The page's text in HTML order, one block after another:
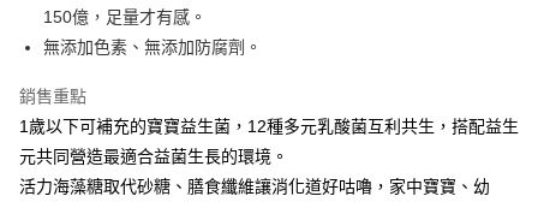
用戶於交易時，得透過本服務購買商品或服務，並由商店將買賣／分期付款
2.基於同意付款使用「大哥付你分期」之契約關係目的，商店將以您的個人
由本公司與您本人進行分期帳單所需資料之確認、核對及更正。
3.完整用戶服務條款，請詳閱以下連結：https://oppay.tw/userRule
購買商品的店家。未經商家同意取消之訂單仍視為有效，需透過AFTEE先享
後付繳納相關費用。
是否繳費成功／繳費後需取消欲退款等相關疑問，請聯繫「AFTEE先享後付
客戶支援中心」
【注意事項】
易，需依本服務之必要範圍內提供個人資料，並將交易相關給付款項請求債
每筆NT$85，滿NT$1,300(含以上)免運費
150億，足量才有感。
無添加色素、無添加防腐劑。
銷售重點
1歲以下可補充的寶寶益生菌，12種多元乳酸菌互利共生，搭配益生
元共同營造最適合益菌生長的環境。
活力海藻糖取代砂糖、膳食纖維讓消化道好咕嚕，家中寶寶、幼